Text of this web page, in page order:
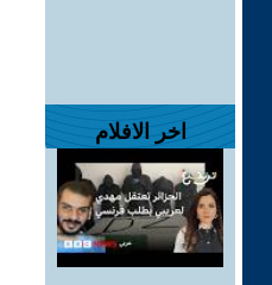
اخر الافلام